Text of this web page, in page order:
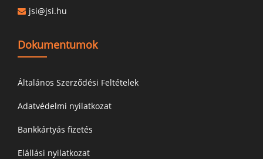
jsi@jsi.hu
Dokumentumok
Általános Szerződési Feltételek
Adatvédelmi nyilatkozat
Bankkártyás fizetés
Elállási nyilatkozat